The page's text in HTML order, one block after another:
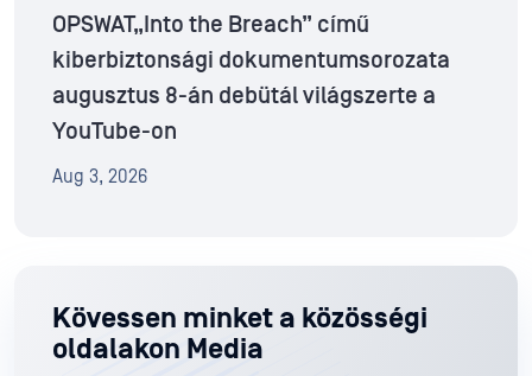
OPSWAT„Into the Breach” című
kiberbiztonsági dokumentumsorozata
augusztus 8-án debütál világszerte a
YouTube-on
Aug 3, 2026
Kövessen minket a közösségi
oldalakon Media